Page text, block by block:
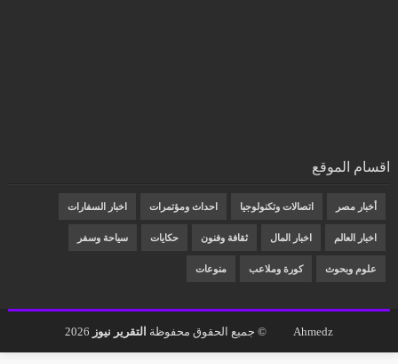
اقسام الموقع
أخبار مصر اتصالات وتكنولوجيا احداث ومؤتمرات اخبار السفارات
اخبار العالم اخبار المال ثقافة وفنون حكايات سياحة وسفر
علوم وبحوث كورة وملاعب منوعات
Ahmedz © جميع الحقوق محفوظة التقرير نيوز 2026